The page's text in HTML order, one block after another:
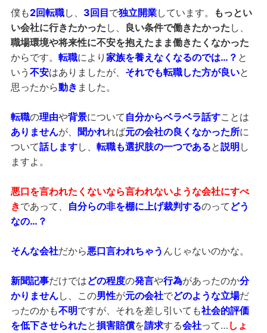
僕も2回転職し、 3回目で独立開業しています。
もっとい
い会社に行きたかった し、 良い条件で働きたかった し、
職場環境や将来性に不安を抱えたまま働きたくなかった
からです。 転職により 家族を養えなくなるのでは…？ と
いう 不安はありましたが、 それでも転職した方が良いと
思ったから動き ました。
転職の理由や背景について 自分からベラベラ話すことは
ありませんが、 聞かれれば元の会社の良くなかった所に
ついて話しますし、 転職も選択肢の一つであると説明 し
ますよ。
悪口を言われたくないなら言われないような会社にすべ
きであって、 自分らの非を棚に上げ裁判するのって どう
なの…？
そんな会社だから悪口言われちゃう んじゃないのかな。
新聞記事だけではどの程度の発言や行為があったのか分
かりませんし、この男性が元の会社でどのような立場だ
ったのかも不明ですが、それを差し引いても社会的評価
を低下させられたと損害賠償を請求する会社って… しょ